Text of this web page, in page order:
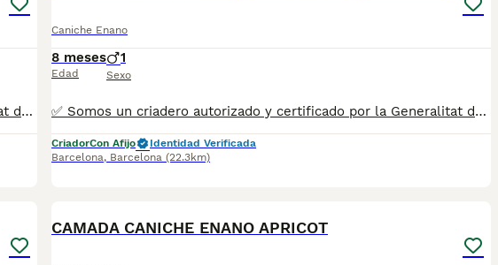
✅ Somos un criadero autorizado y certificado por la Generalitat de Catalunya bajo el número de Núcleo Zoológico G25/00314. PARA MÁS INFORMACIÓN: ☎️ 933095977 📱 685878504 / 674320847 💻 Más fotos y vídeos en nuestra web www.aquanatura.es 🚙 Hacemos envíos 📌 Calle Roger de Flor 45, muy cerca del Arc de Triomf de Barcelona, de Lunes a Sábados. Se entregan con sus vacunas, desparasitados interna y externamente, con microchip y su registro, cartilla sanitaria y contrato de garantías, documentación legal y factura. AQUANATURA
Caniche Enano
8 meses
Edad
1
Sexo
✅ Somos un criadero autorizado y certificado por la Generalitat de Catalunya bajo el número de Núcleo Zoológico G25/00314. PARA MÁS INFORMACIÓN: ☎️ 933095977 📱 685878504 / 674320847 💻 Más fotos y vídeos en nuestra web www.aquanatura.es 🚙 Hacemos envíos 📌 Calle Roger de Flor 45, muy cerca del Arc de Triomf de Barcelona, de Lunes a Sábados. Se entregan con sus vacunas, desparasitados interna y externamente, con microchip y su registro, cartilla sanitaria y contrato de garantías, documentación legal y factura.
CriadorCon Afijo
Identidad Verificada
Barcelona, Barcelona (22.3km)
CAMADA CANICHE ENANO APRICOT